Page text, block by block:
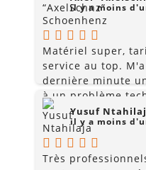
il y a moins
Matériel super,
service au top.
dernière minute
à un problème
réactifs...
comme un
l'audiovisuel
simple particulier
Yusuf
il y a moins
Très